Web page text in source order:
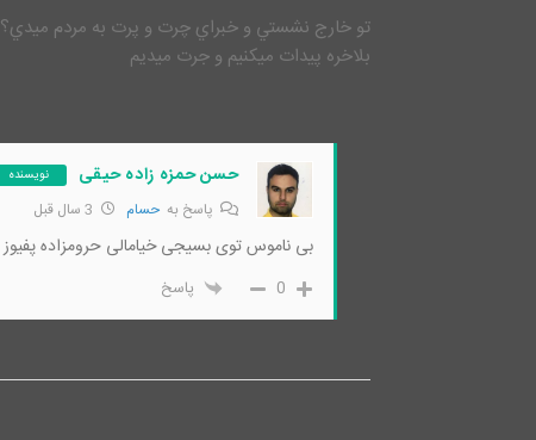
تو خارج نشستي و خبراي چرت و پرت به مردم ميدي؟
بلاخره پيدات ميكنيم و جرت ميديم
حسن حمزه زاده حیقی نویسنده
پاسخ به حسام
بی ناموس توی بسیجی خیامالی حرومزاده پفیوز
0 پاسخ